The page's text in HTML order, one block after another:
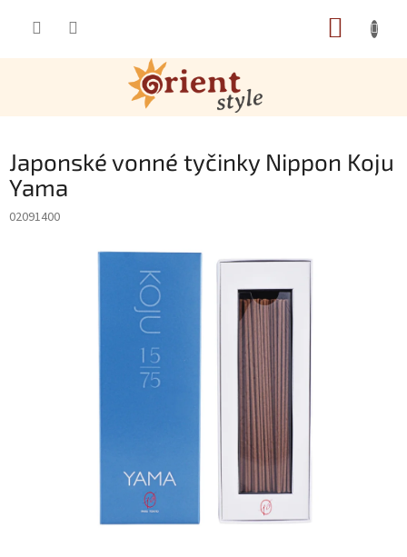
Japonské vonné tyčinky Nippon Koju
Yama
02091400